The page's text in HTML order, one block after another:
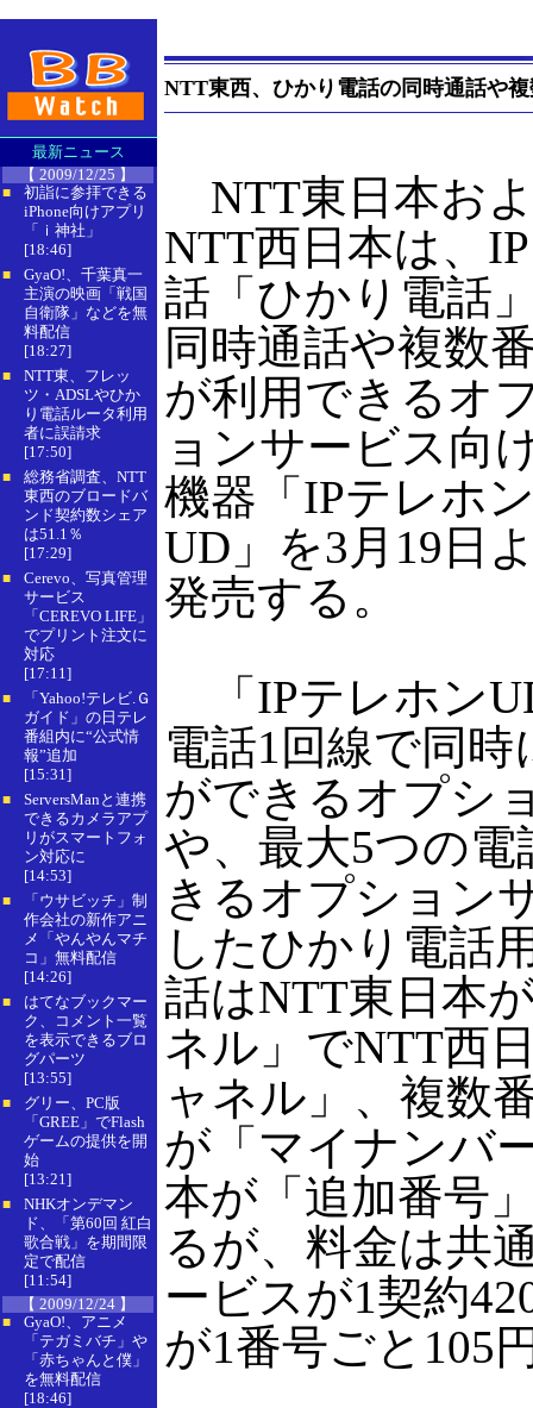
最新ニュース
【 2009/12/25 】
■
初詣に参拝できる
iPhone向けアプリ
「ｉ神社」
[18:46]
■
GyaO!、千葉真一
主演の映画「戦国
自衛隊」などを無
料配信
[18:27]
■
NTT東、フレッ
ツ・ADSLやひか
り電話ルータ利用
者に誤請求
[17:50]
■
総務省調査、NTT
東西のブロードバ
ンド契約数シェア
は51.1％
[17:29]
■
Cerevo、写真管理
サービス
「CEREVO LIFE」
でプリント注文に
対応
[17:11]
■
「Yahoo!テレビ.Ｇ
ガイド」の日テレ
番組内に“公式情
報”追加
[15:31]
■
ServersManと連携
できるカメラアプ
リがスマートフォ
ン対応に
[14:53]
■
「ウサビッチ」制
作会社の新作アニ
メ「やんやんマチ
コ」無料配信
[14:26]
■
はてなブックマー
ク、コメント一覧
を表示できるブロ
グパーツ
[13:55]
■
グリー、PC版
「GREE」でFlash
ゲームの提供を開
始
[13:21]
■
NHKオンデマン
ド、「第60回 紅白
歌合戦」を期間限
定で配信
[11:54]
【 2009/12/24 】
■
GyaO!、アニメ
「テガミバチ」や
「赤ちゃんと僕」
を無料配信
[18:46]
NTT東西、ひかり電話の同時通話や
NTT東日本お
NTT西日本は、
話「ひかり電話
同時通話や複数
が利用できるオ
ョンサービス向
機器「IPテレホ
UD」を3月19日
発売する。
「IPテレホン
電話1回線で同
ができるオプシ
や、最大5つの
きるオプション
したひかり電話
話はNTT東日本
ネル」でNTT西
ャネル」、複数
が「マイナンバ
本が「追加番号
るが、料金は共
ービスが1契約
が1番号ごと105